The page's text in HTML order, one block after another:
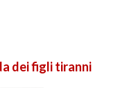
dei figli tiranni